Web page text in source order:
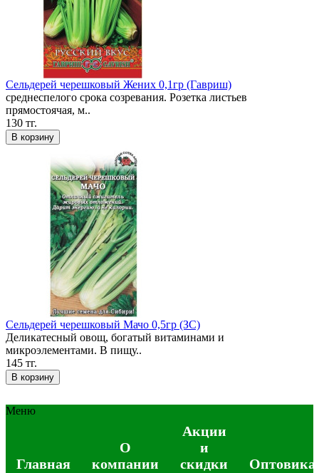
Сельдерей черешковый Жених 0,1гр (Гавриш)
среднеспелого срока созревания. Розетка листьев
прямостоячая, м..
130 тг.
В корзину
Сельдерей черешковый Мачо 0,5гр (ЗС)
Деликатесный овощ, богатый витаминами и
микроэлементами. В пищу..
145 тг.
В корзину
Меню
Главная
О
компании
Акции
и
скидки